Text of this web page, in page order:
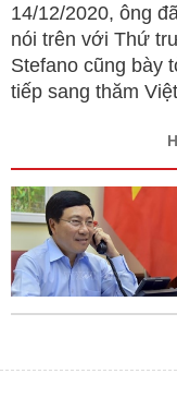
14/12/2020, ông
nói trên với Thứ
Stefano cũng bày
tiếp sang thăm